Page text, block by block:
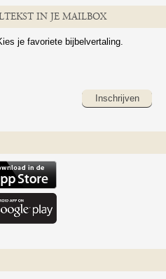
IN JE MAILBOX
je favoriete bijbelvertaling.
Inschrijven